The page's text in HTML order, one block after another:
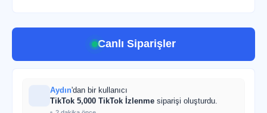
Canlı Siparişler
Adana'dan bir kullanıcı
TikTok 1,000 TikTok İzlenmesiparişi oluşturdu.
1 dakika önce